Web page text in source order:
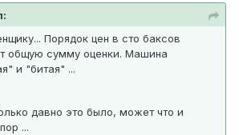
Порядок цен в сто баксов
общую сумму оценки. Машина
и "битая" ...
давно это было, может что и
...